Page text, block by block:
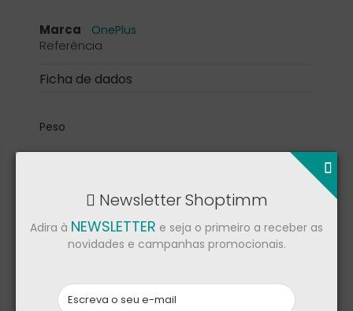
Marca OnePlus
Referência
Ficha de dados
Peso
Bluetooth
Newsletter Shoptimm
Adira à NEWSLETTER e seja o primeiro a receber as
novidades e campanhas promocionais.